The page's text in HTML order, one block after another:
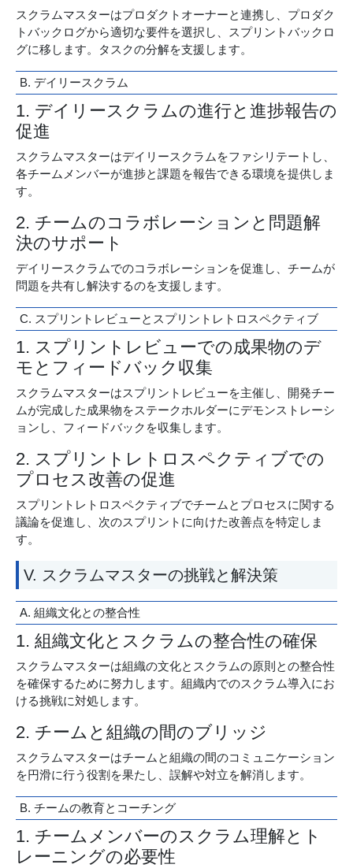
スクラムマスターはプロダクトオーナーと連携し、プロダク
トバックログから適切な要件を選択し、スプリントバックロ
グに移します。タスクの分解を支援します。
B. デイリースクラム
1. デイリースクラムの進行と進捗報告の
促進
スクラムマスターはデイリースクラムをファシリテートし、
各チームメンバーが進捗と課題を報告できる環境を提供しま
す。
2. チームのコラボレーションと問題解
決のサポート
デイリースクラムでのコラボレーションを促進し、チームが
問題を共有し解決するのを支援します。
C. スプリントレビューとスプリントレトロスペクティブ
1. スプリントレビューでの成果物のデ
モとフィードバック収集
スクラムマスターはスプリントレビューを主催し、開発チー
ムが完成した成果物をステークホルダーにデモンストレーシ
ョンし、フィードバックを収集します。
2. スプリントレトロスペクティブでの
プロセス改善の促進
スプリントレトロスペクティブでチームとプロセスに関する
議論を促進し、次のスプリントに向けた改善点を特定しま
す。
V. スクラムマスターの挑戦と解決策
A. 組織文化との整合性
1. 組織文化とスクラムの整合性の確保
スクラムマスターは組織の文化とスクラムの原則との整合性
を確保するために努力します。組織内でのスクラム導入にお
ける挑戦に対処します。
2. チームと組織の間のブリッジ
スクラムマスターはチームと組織の間のコミュニケーション
を円滑に行う役割を果たし、誤解や対立を解消します。
B. チームの教育とコーチング
1. チームメンバーのスクラム理解とト
レーニングの必要性